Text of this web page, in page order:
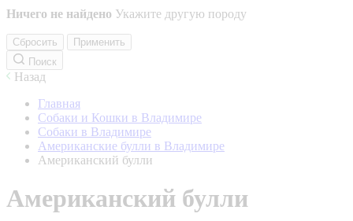
Ничего не найдено Укажите другую породу
Сбросить
Применить
Поиск
Назад
Главная
Собаки и Кошки в Владимире
Собаки в Владимире
Американские булли в Владимире
Американский булли
Американский булли